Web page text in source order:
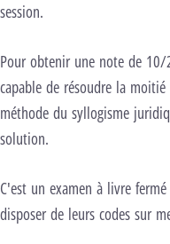
session.
Pour obtenir une note de
capable de résoudre la
méthode du syllogisme
solution.
C'est un examen à livre
disposer de leurs codes sur